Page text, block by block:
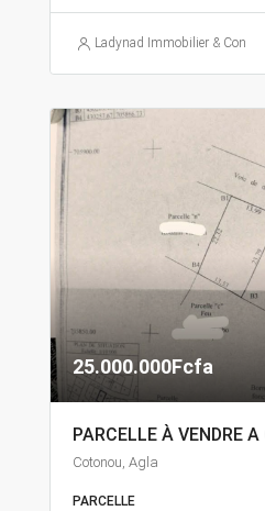
Ladynad Immobilier &
25.000.000Fcfa
PARCELLE À VENDRE
Cotonou, Agla
PARCELLE